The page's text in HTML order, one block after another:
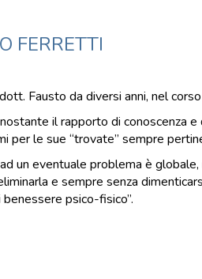
FERRETTI
Fausto da diversi anni, nel
il rapporto di conoscenza
per le sue “trovate” sempre
ad un eventuale problema è
e sempre senza
psico-fisico”.